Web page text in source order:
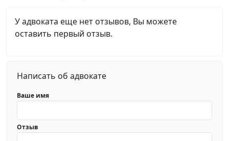
У адвоката еще нет отзывов, Вы можете
оставить первый отзыв.
Написать об адвокате
Ваше имя
Отзыв